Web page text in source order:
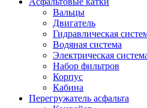
Вальцы
Двигатель
Гидравлическая
Водяная система
Электрическая
Набор фильтров
Корпус
Кабина
Перегружатель асфальта